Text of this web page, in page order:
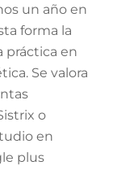
un año en
forma la
práctica en
Se valora
o
en
plus